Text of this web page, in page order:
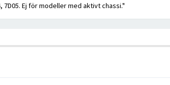
Ej för modeller med aktivt chassi."